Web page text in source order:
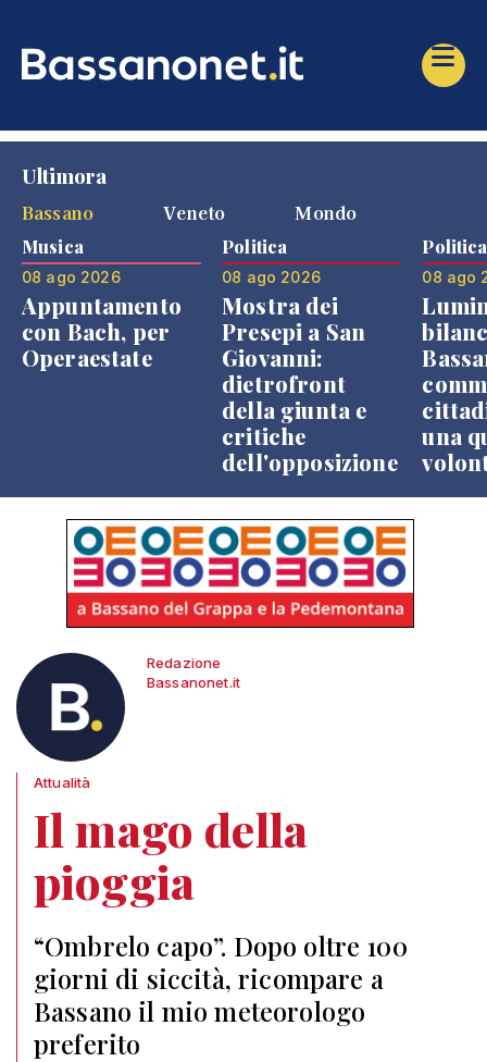
Ultimora
Bassano
Veneto Mondo
Musica
08 ago 2026
Appuntamento
con Bach, per
Operaestate
Politica
08 ago 2026
Mostra dei
Presepi a San
Giovanni:
dietrofront
della giunta e
critiche
dell'opposizione
Politica
08 ago
una
Redazione
Bassanonet.it
Attualità
Il mago della
pioggia
“Ombrelo capo”. Dopo oltre 100
giorni di siccità, ricompare a
Bassano il mio meteorologo
preferito